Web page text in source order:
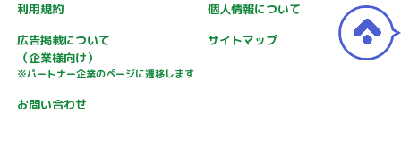
利用規約
個人情報について
広告掲載について
（企業様向け）
※パートナー企業のページに遷移します
サイトマップ
お問い合わせ